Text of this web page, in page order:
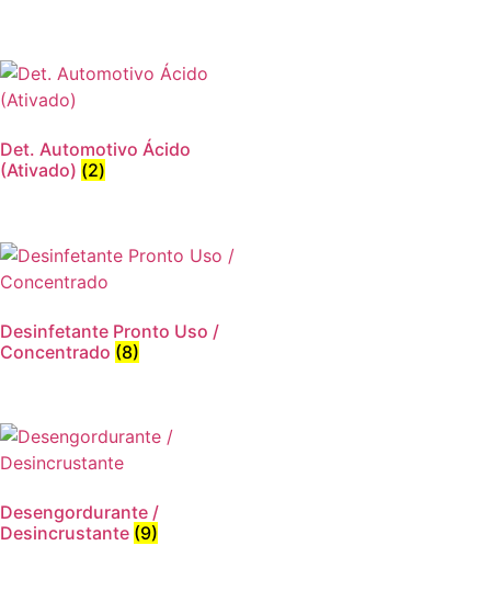
Det. Automotivo Ácido
(Ativado) (2)
Desinfetante Pronto Uso /
Concentrado (8)
Desengordurante /
Desincrustante (9)